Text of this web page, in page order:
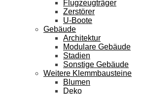
Flugzeugträger
Zerstörer
U-Boote
Gebäude
Architektur
Modulare Gebäude
Stadien
Sonstige Gebäude
Weitere Klemmbausteine
Blumen
Deko